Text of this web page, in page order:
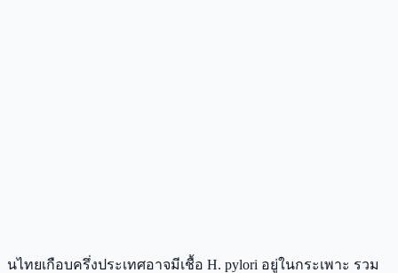
นไทยเกือบครึ่งประเทศอาจมีเชื้อ H. pylori อยู่ในกระเพาะ รวม